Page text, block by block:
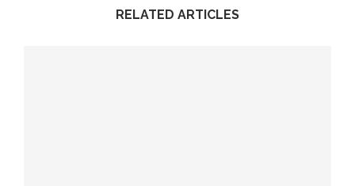
RELATED ARTICLES